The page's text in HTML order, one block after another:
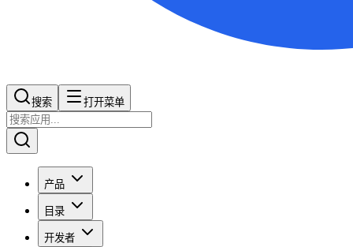
搜索​​​​ 打开菜单
产品
目录
开发者